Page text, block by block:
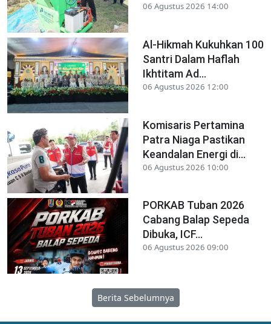
06 Agustus 2026 14:00
Al-Hikmah Kukuhkan 100
Santri Dalam Haflah
Ikhtitam Ad...
06 Agustus 2026 12:00
Komisaris Pertamina
Patra Niaga Pastikan
Keandalan Energi di...
06 Agustus 2026 10:00
PORKAB Tuban 2026
Cabang Balap Sepeda
Dibuka, ICF...
06 Agustus 2026 09:00
Berita Sebelumnya